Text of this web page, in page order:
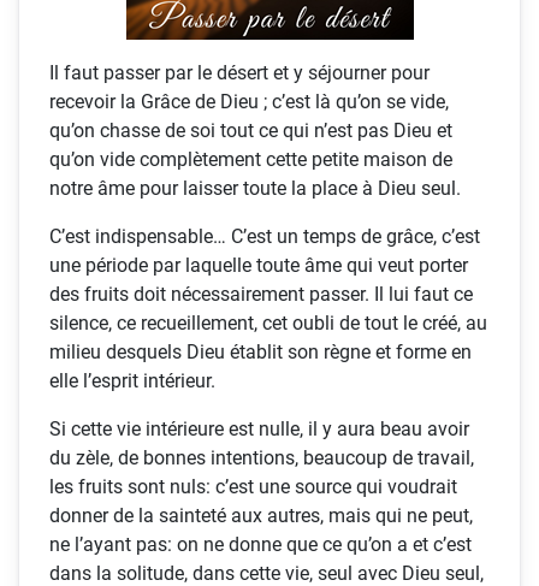
Il faut passer par le désert et y séjourner pour
recevoir la Grâce de Dieu ; c’est là qu’on se vide,
qu’on chasse de soi tout ce qui n’est pas Dieu et
qu’on vide complètement cette petite maison de
notre âme pour laisser toute la place à Dieu seul.
C’est indispensable… C’est un temps de grâce, c’est
une période par laquelle toute âme qui veut porter
des fruits doit nécessairement passer. Il lui faut ce
silence, ce recueillement, cet oubli de tout le créé, au
milieu desquels Dieu établit son règne et forme en
elle l’esprit intérieur.
Si cette vie intérieure est nulle, il y aura beau avoir
du zèle, de bonnes intentions, beaucoup de travail,
les fruits sont nuls: c’est une source qui voudrait
donner de la sainteté aux autres, mais qui ne peut,
ne l’ayant pas: on ne donne que ce qu’on a et c’est
dans la solitude, dans cette vie, seul avec Dieu seul,